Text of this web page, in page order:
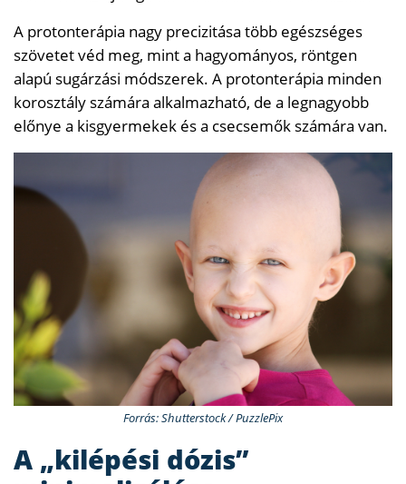
A protonterápia nagy precizitása több egészséges
szövetet véd meg, mint a hagyományos, röntgen
alapú sugárzási módszerek. A protonterápia minden
korosztály számára alkalmazható, de a legnagyobb
előnye a kisgyermekek és a csecsemők számára van.
Forrás: Shutterstock / PuzzlePix
A „kilépési dózis”